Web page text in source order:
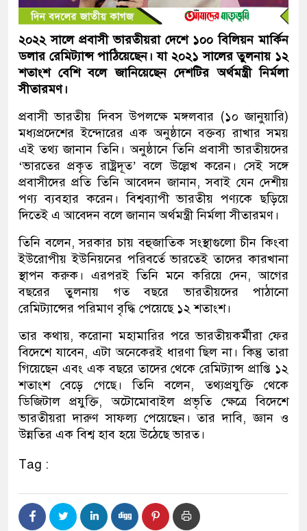
২০২২ সালে প্রবাসী ভারতীয়রা দেশে ১০০ বিলিয়ন মার্কিন
ডলার রেমিট্যান্স পাঠিয়েছেন। যা ২০২১ সালের তুলনায় ১২
শতাংশ বেশি বলে জানিয়েছেন দেশটির অর্থমন্ত্রী নির্মলা
সীতারমণ।
প্রবাসী ভারতীয় দিবস উপলক্ষে মঙ্গলবার (১০ জানুয়ারি)
মধ্যপ্রদেশের ইন্দোরের এক অনুষ্ঠানে বক্তব্য রাখার সময়
এই তথ্য জানান তিনি। অনুষ্ঠানে তিনি প্রবাসী ভারতীয়দের
‘ভারতের প্রকৃত রাষ্ট্রদূত’ বলে উল্লেখ করেন। সেই সঙ্গে
প্রবাসীদের প্রতি তিনি আবেদন জানান, সবাই যেন দেশীয়
পণ্য ব্যবহার করেন। বিশ্বব্যাপী ভারতীয় পণ্যকে ছড়িয়ে
দিতেই এ আবেদন বলে জানান অর্থমন্ত্রী নির্মলা সীতারমণ।
তিনি বলেন, সরকার চায় বহুজাতিক সংস্থাগুলো চীন কিংবা
ইউরোপীয় ইউনিয়নের পরিবর্তে ভারতেই তাদের কারখানা
স্থাপন করুক। এরপরই তিনি মনে করিয়ে দেন, আগের
বছরের তুলনায় গত বছরে ভারতীয়দের পাঠানো
রেমিট্যান্সের পরিমাণ বৃদ্ধি পেয়েছে ১২ শতাংশ।
তার কথায়, করোনা মহামারির পরে ভারতীয়কর্মীরা ফের
বিদেশে যাবেন, এটা অনেকেরই ধারণা ছিল না। কিন্তু তারা
গিয়েছেন এবং এক বছরে তাদের থেকে রেমিট্যান্স প্রাপ্তি ১২
শতাংশ বেড়ে গেছে। তিনি বলেন, তথ্যপ্রযুক্তি থেকে
ডিজিটাল প্রযুক্তি, অটোমোবাইল প্রভৃতি ক্ষেত্রে বিদেশে
ভারতীয়রা দারুণ সাফল্য পেয়েছেন। তার দাবি, জ্ঞান ও
উন্নতির এক বিশ্ব হাব হয়ে উঠেছে ভারত।
Tag :